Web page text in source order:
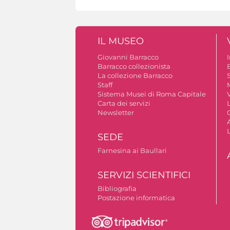
IL MUSEO
Giovanni Barracco
Barracco collezionista
La collezione Barracco
Staff
Sistema Musei di Roma Capitale
Carta dei servizi
Newsletter
SEDE
Farnesina ai Baullari
SERVIZI SCIENTIFICI
Bibliografia
Postazione informatica